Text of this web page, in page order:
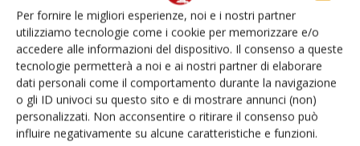
Per fornire le migliori esperienze, noi e i nostri partner
utilizziamo tecnologie come i cookie per memorizzare e/o
accedere alle informazioni del dispositivo. Il consenso a queste
tecnologie permetterà a noi e ai nostri partner di elaborare
dati personali come il comportamento durante la navigazione
o gli ID univoci su questo sito e di mostrare annunci (non)
personalizzati. Non acconsentire o ritirare il consenso può
influire negativamente su alcune caratteristiche e funzioni.
Kiwi rosso, quali prospettive per il 2024